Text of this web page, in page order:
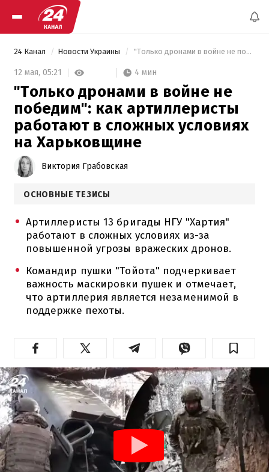
24 Канал Новости Украины "Только дронами в войне не победим": как артиллеристы работают в сложных условиях на Харьковщине
12 мая, 05:21 4 мин
"Только дронами в войне не
победим": как артиллеристы
работают в сложных условиях
на Харьковщине
Виктория Грабовская
ОСНОВНЫЕ ТЕЗИСЫ
Артиллеристы 13 бригады НГУ "Хартия"
работают в сложных условиях из-за
повышенной угрозы вражеских дронов.
Командир пушки "Тойота" подчеркивает
важность маскировки пушек и отмечает,
что артиллерия является незаменимой в
поддержке пехоты.